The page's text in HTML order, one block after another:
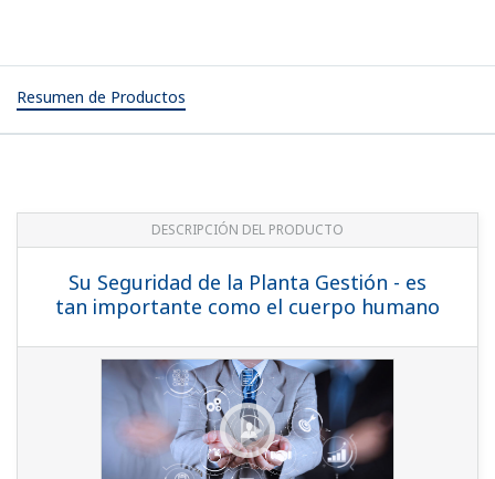
Resumen de Productos
DESCRIPCIÓN DEL PRODUCTO
Su Seguridad de la Planta Gestión - es
tan importante como el cuerpo humano